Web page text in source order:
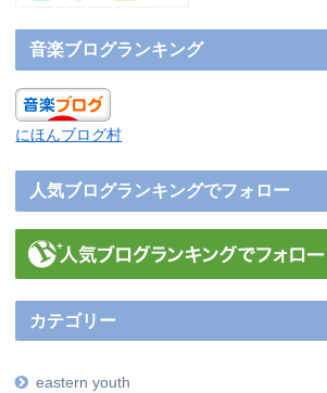
音楽ブログランキング
にほんブログ村
人気ブログランキングでフォロー
カテゴリー
eastern youth